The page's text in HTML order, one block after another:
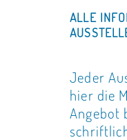
ALLE
Jeder
hier die
Angebot